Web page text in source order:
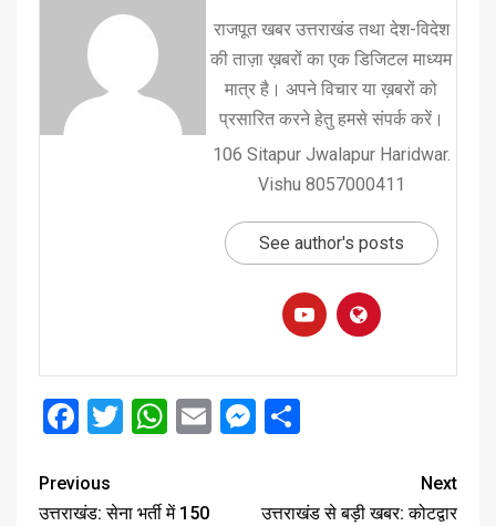
राजपूत खबर उत्तराखंड तथा देश-विदेश
की ताज़ा ख़बरों का एक डिजिटल माध्यम
मात्र है। अपने विचार या ख़बरों को
प्रसारित करने हेतु हमसे संपर्क करें।
106 Sitapur Jwalapur Haridwar.
Vishu 8057000411
See author's posts
Facebook
Twitter
WhatsApp
EmailMessenger
Previous
उत्तराखंड: सेना भर्ती में 150
Next
उत्तराखंड से बड़ी खबर: कोटद्वार